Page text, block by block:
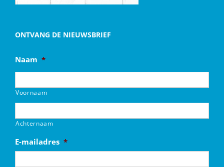
ONTVANG DE NIEUWSBRIEF
Naam *
Voornaam
Achternaam
E-mailadres *